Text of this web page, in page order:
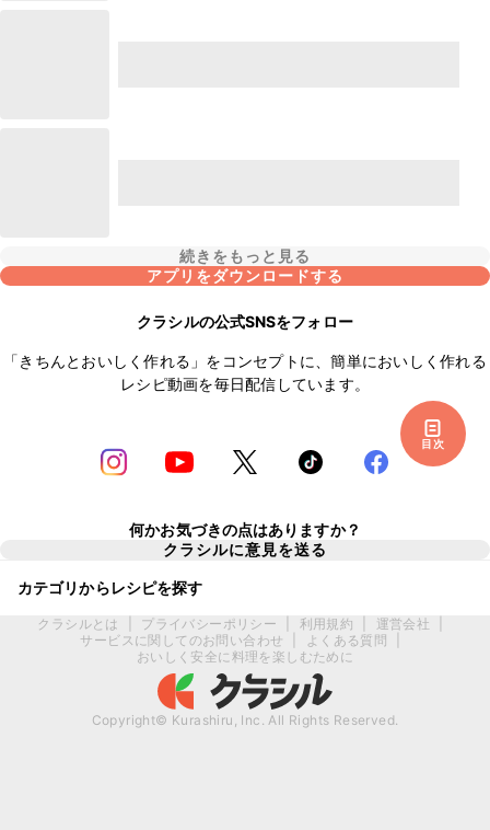
目次
続きをもっと見る
アプリをダウンロードする
クラシルの公式SNSをフォロー
「きちんとおいしく作れる」をコンセプトに、簡単においしく作れる
レシピ動画を毎日配信しています。
何かお気づきの点はありますか？
クラシルに意見を送る
カテゴリからレシピを探す
クラシルとは プライバシーポリシー 利用規約 運営会社
サービスに関してのお問い合わせ
よくある質問
おいしく安全に料理を楽しむために
Copyright© Kurashiru, Inc. All Rights Reserved.